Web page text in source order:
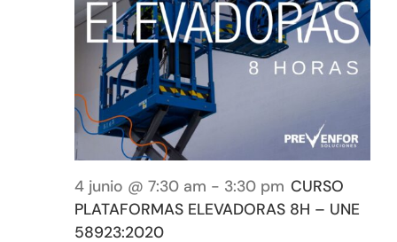
Tienda online
4 junio @ 7:30 am - 3:30 pm CURSO
PLATAFORMAS ELEVADORAS 8H – UNE
58923:2020